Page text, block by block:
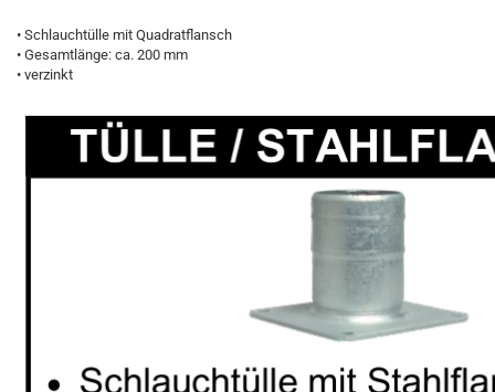
• Schlauchtülle mit Quadratflansch
• Gesamtlänge: ca. 200 mm
• verzinkt